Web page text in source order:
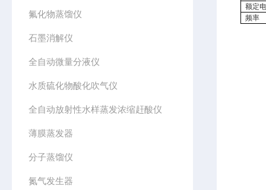
氟化物蒸馏仪
石墨消解仪
全自动微量分液仪
水质硫化物酸化吹气仪
全自动放射性水样蒸发浓缩赶酸仪
薄膜蒸发器
分子蒸馏仪
氮气发生器
额定
频率